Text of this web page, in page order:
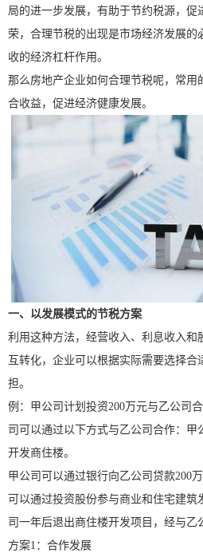
局的进一步发展，有助于节约税源，促
荣，合理节税的出现是市场经济发展的
收的经济杠杆作用。
那么房地产企业如何合理节税呢，常用
合收益，促进经济健康发展。
一、以发展模式的节税方案
利用这种方法，经营收入、利息收入和
互转化，企业可以根据实际需要选择合
担。
例：甲公司计划投资200万元与乙公司
司可以通过以下方式与乙公司合作：甲
开发商住楼。
甲公司可以通过银行向乙公司贷款200
可以通过投资股份参与商业和住宅建
司一年后退出商住楼开发项目，经与乙
方案1：合作发展